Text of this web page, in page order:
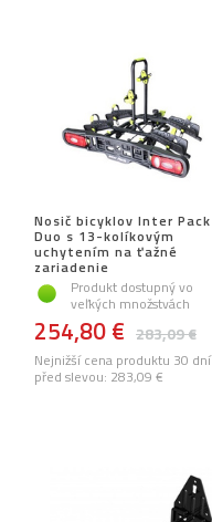
Nosič bicyklov Inter Pack
Duo s 13-kolíkovým
uchytením na ťažné
zariadenie
Produkt dostupný vo
veľkých množstvách
283,09 €
254,80 €
Nejnižší cena produktu 30 dní
před slevou: 283,09 €